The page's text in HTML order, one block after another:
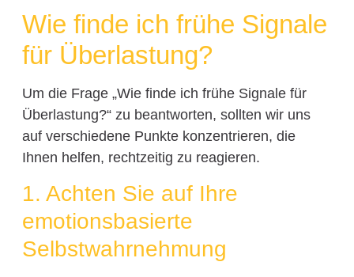
Wie finde ich frühe Signale
für Überlastung?
Um die Frage „Wie finde ich frühe Signale für
Überlastung?“ zu beantworten, sollten wir uns
auf verschiedene Punkte konzentrieren, die
Ihnen helfen, rechtzeitig zu reagieren.
1. Achten Sie auf Ihre
emotionsbasierte
Selbstwahrnehmung